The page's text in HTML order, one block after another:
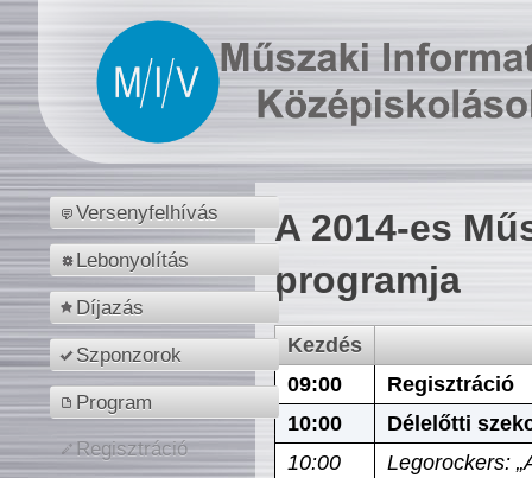
Versenyfelhívás
Lebonyolítás
Díjazás
Szponzorok
Program
Regisztráció
A 2014-es
programja
Kezdés
09:00
Regisztráció
10:00
Délelőtti
10:00
Legorockers: